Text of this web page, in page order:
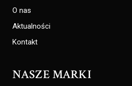
O nas
Aktualności
Kontakt
NASZE MARKI